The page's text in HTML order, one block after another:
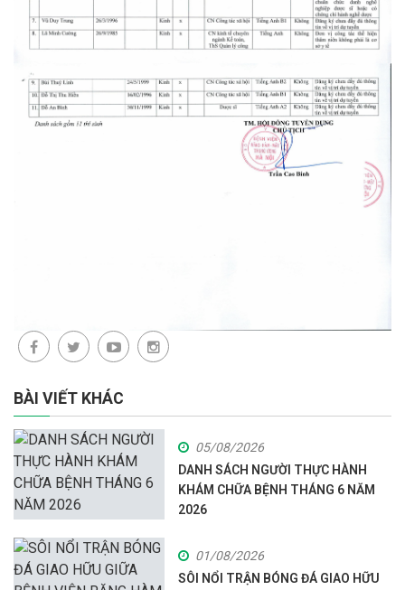
BÀI VIẾT KHÁC
05/08/2026
DANH SÁCH NGƯỜI THỰC HÀNH
KHÁM CHỮA BỆNH THÁNG 6 NĂM
2026
01/08/2026
SÔI NỔI TRẬN BÓNG ĐÁ GIAO HỮU